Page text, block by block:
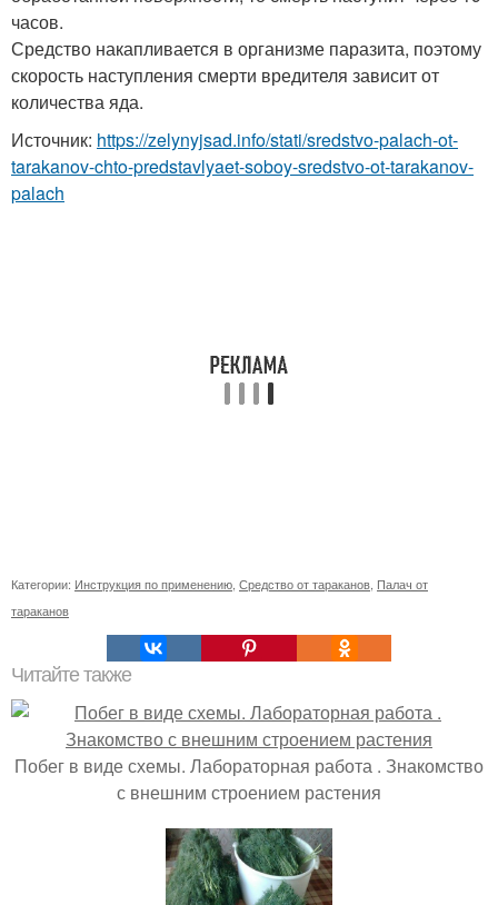
часов.
Средство накапливается в организме паразита, поэтому
скорость наступления смерти вредителя зависит от
количества яда.
Источник: https://zelynyjsad.info/stati/sredstvo-palach-ot-
tarakanov-chto-predstavlyaet-soboy-sredstvo-ot-tarakanov-
palach
Категории: Инструкция по применению Средство от тараканов Палач от
тараканов
Читайте также
Побег в виде схемы. Лабораторная работа . Знакомство
с внешним строением растения